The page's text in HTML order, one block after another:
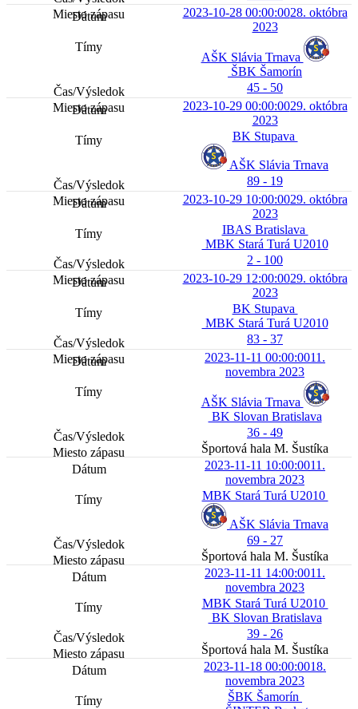
2023-10-28 00:00:0028. októbra
2023
AŠK Slávia Trnava
ŠBK Šamorín
45 - 50
2023-10-29 00:00:0029. októbra
2023
BK Stupava
AŠK Slávia Trnava
89 - 19
2023-10-29 10:00:0029. októbra
2023
IBAS Bratislava
MBK Stará Turá U2010
2 - 100
2023-10-29 12:00:0029. októbra
2023
BK Stupava
MBK Stará Turá U2010
83 - 37
2023-11-11 00:00:0011.
novembra 2023
AŠK Slávia Trnava
BK Slovan Bratislava
36 - 49
Športová hala M. Šustíka
2023-11-11 10:00:0011.
novembra 2023
MBK Stará Turá U2010
AŠK Slávia Trnava
69 - 27
Športová hala M. Šustíka
2023-11-11 14:00:0011.
novembra 2023
MBK Stará Turá U2010
BK Slovan Bratislava
39 - 26
Športová hala M. Šustíka
2023-11-18 00:00:0018.
novembra 2023
ŠBK Šamorín